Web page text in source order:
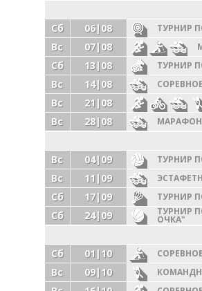
Сб
06|08 ТУРНИР
Вс 07|08
Сб 13|08 ТУРНИР
Вс 14|08
Вс 21|08
Вс 28|08
Вс
04|09 ТУРНИР
Вс 11|09
Сб 17|09 ТУРНИР
Сб 24|09 ТУРНИР
ОЧКА"
Сб
01|10
Вс 09|10